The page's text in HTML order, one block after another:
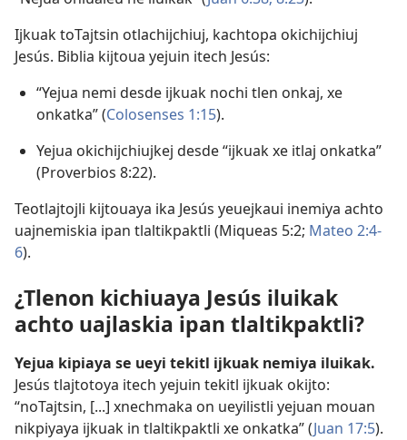
Ijkuak toTajtsin otlachijchiuj, kachtopa okichijchiuj
Jesús. Biblia kijtoua yejuin itech Jesús:
“Yejua nemi desde ijkuak nochi tlen onkaj, xe
onkatka” (Colosenses 1:15).
Yejua okichijchiujkej desde “ijkuak xe itlaj onkatka”
(Proverbios 8:22).
Teotlajtojli kijtouaya ika Jesús yeuejkaui inemiya achto
uajnemiskia ipan tlaltikpaktli (Miqueas 5:2; Mateo 2:4-
6).
¿Tlenon kichiuaya Jesús iluikak
achto uajlaskia ipan tlaltikpaktli?
Yejua kipiaya se ueyi tekitl ijkuak nemiya iluikak.
Jesús tlajtotoya itech yejuin tekitl ijkuak okijto:
“noTajtsin, [...] xnechmaka on ueyilistli yejuan mouan
nikpiyaya ijkuak in tlaltikpaktli xe onkatka” (Juan 17:5).